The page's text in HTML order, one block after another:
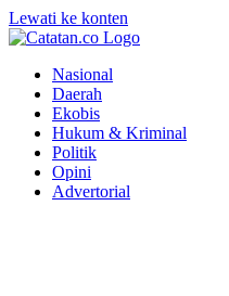
Lewati ke konten
Nasional
Daerah
Ekobis
Hukum & Kriminal
Politik
Opini
Advertorial